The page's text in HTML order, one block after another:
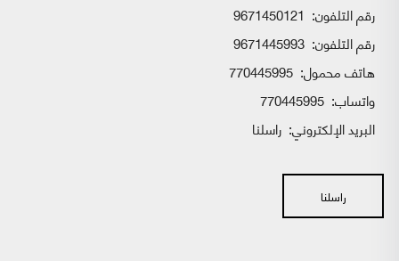
رقم التلفون: 9671450121
رقم التلفون: 9671445993
هاتف محمول: 770445995
واتساب:
البريد الإلكتروني: راسلنا
راسلنا